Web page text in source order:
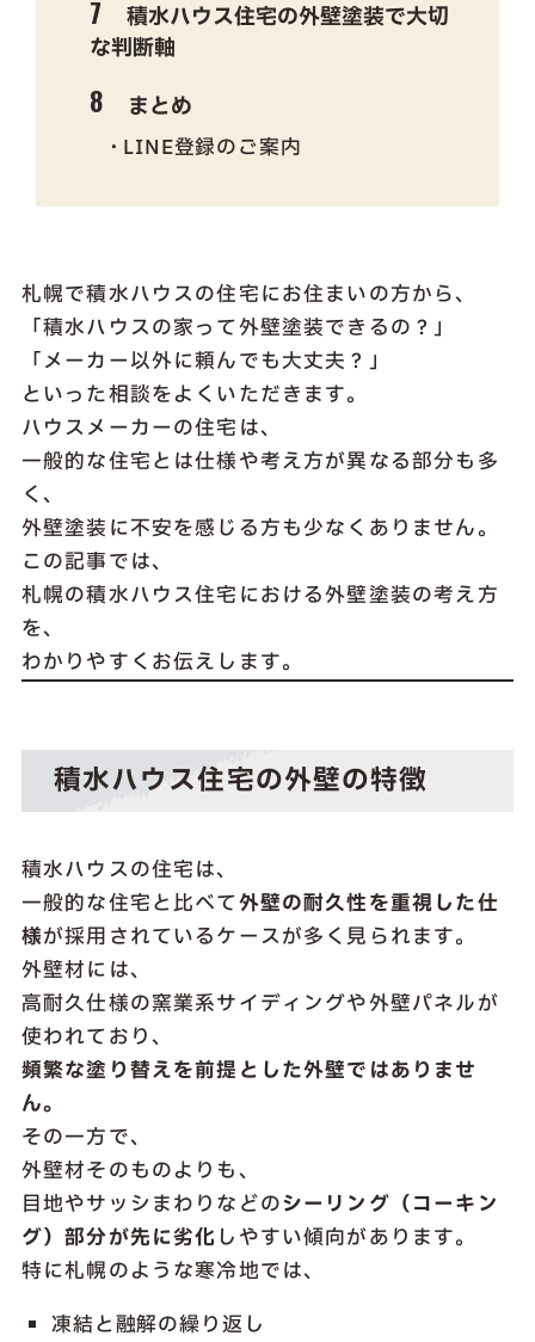
積水ハウス住宅の外壁塗装で大切
な判断軸
まとめ
LINE登録のご案内
札幌で積水ハウスの住宅にお住まいの方から、
「積水ハウスの家って外壁塗装できるの？」
「メーカー以外に頼んでも大丈夫？」
といった相談をよくいただきます。
ハウスメーカーの住宅は、
一般的な住宅とは仕様や考え方が異なる部分も多
く、
外壁塗装に不安を感じる方も少なくありません。
この記事では、
札幌の積水ハウス住宅における外壁塗装の考え方
を、
わかりやすくお伝えします。
積水ハウス住宅の外壁の特徴
積水ハウスの住宅は、
一般的な住宅と比べて外壁の耐久性を重視した仕
様が採用されているケースが多く見られます。
外壁材には、
高耐久仕様の窯業系サイディングや外壁パネルが
使われており、
頻繁な塗り替えを前提とした外壁ではありませ
ん。
その一方で、
外壁材そのものよりも、
目地やサッシまわりなどのシーリング（コーキン
グ）部分が先に劣化 しやすい傾向があります。
特に札幌のような寒冷地では、
凍結と融解の繰り返し